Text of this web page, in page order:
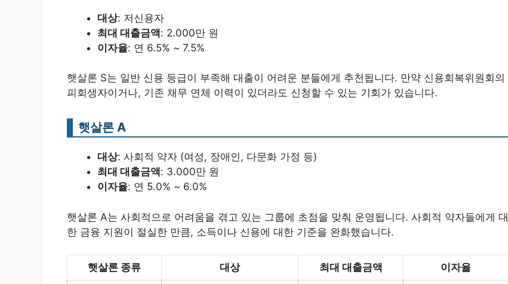
대상: 저신용자
최대 대출금액: 2.000만 원
이자율: 연 6.5% ~ 7.5%
햇살론 S는 일반 신용 등급이 부족해 대출이 어려운 분들에게 추천됩니다. 만약 신용회복위원회의
피회생자이거나, 기존 채무 연체 이력이 있더라도 신청할 수 있는 기회가 있습니다.
햇살론 A
대상: 사회적 약자 (여성, 장애인, 다문화 가정 등)
최대 대출금액: 3.000만 원
이자율: 연 5.0% ~ 6.0%
햇살론 A는 사회적으로 어려움을 겪고 있는 그룹에 초점을 맞춰 운영됩니다. 사회적 약자들에게 대
한 금융 지원이 절실한 만큼, 소득이나 신용에 대한 기준을 완화했습니다.
햇살론 종류 대상 최대 대출금액 이자율